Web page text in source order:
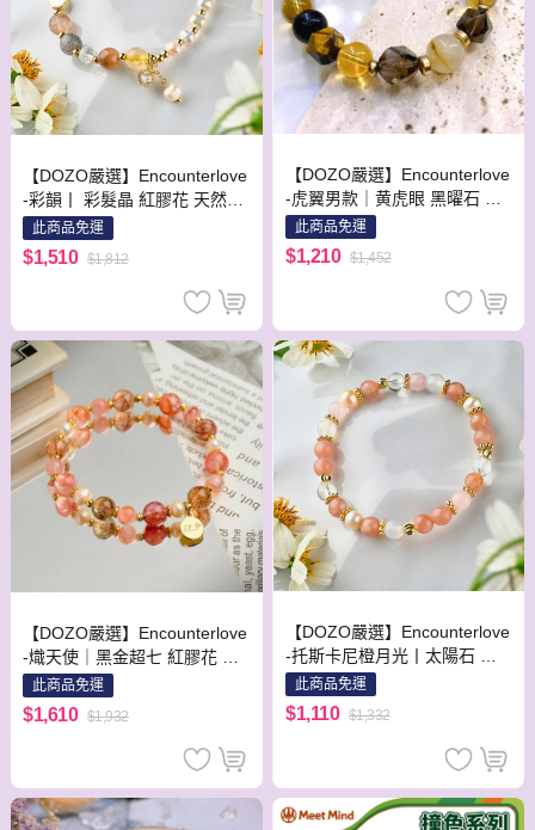
【DOZO嚴選】Encounterlove
-彩韻丨 彩髮晶 紅膠花 天然珍
珠此商品免運
$1,510 $1,812
【DOZO嚴選】Encounterlove
-虎翼男款｜黄虎眼 黑曜石 茶
晶 金髮晶 黃水晶_財富護身防
小人
此商品免運
$1,210 $1,452
【DOZO嚴選】Encounterlove
-熾天使｜黑金超七 紅膠花 珍
珠 招財事業愛情防小人
此商品免運
$1,610 $1,932
【DOZO嚴選】Encounterlove
-托斯卡尼橙月光丨太陽石 粉
晶 白瑪瑙 珍珠
此商品免運
$1,110 $1,332